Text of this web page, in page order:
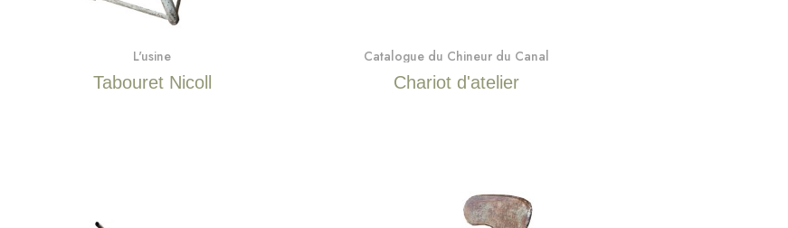
Quick View
L'usine
Tabouret Nicoll
Quick View
Catalogue du Chineur du Canal
Chariot d'atelier